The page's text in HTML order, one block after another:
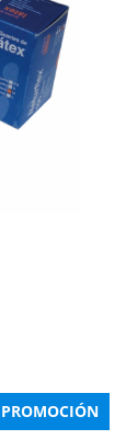
PROMOCIÓN